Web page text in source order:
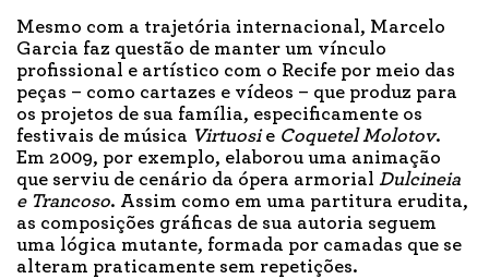
Mesmo com a trajetória internacional, Marcelo
Garcia faz questão de manter um vínculo
profissional e artístico com o Recife por meio das
peças – como cartazes e vídeos – que produz para
os projetos de sua família, especificamente os
festivais de música Virtuosie Coquetel Molotov.
Em 2009, por exemplo, elaborou uma animação
que serviu de cenário da ópera armorial Dulcineia
e Trancoso. Assim como em uma partitura erudita,
as composições gráficas de sua autoria seguem
uma lógica mutante, formada por camadas que se
alteram praticamente sem repetições.